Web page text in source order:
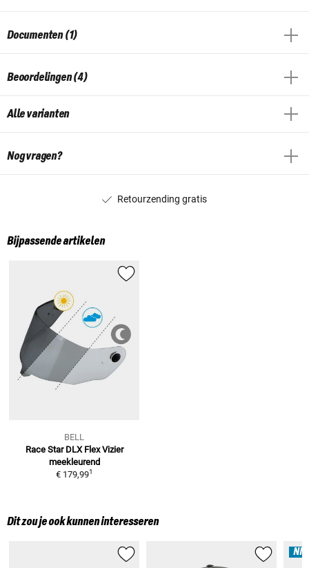
Documenten (1)
Beoordelingen (4)
Alle varianten
Nog vragen?
Retourzending gratis
Bijpassende artikelen
BELL
Race Star DLX Flex Vizier
meekleurend
€ 179,991
Dit zou je ook kunnen interesseren